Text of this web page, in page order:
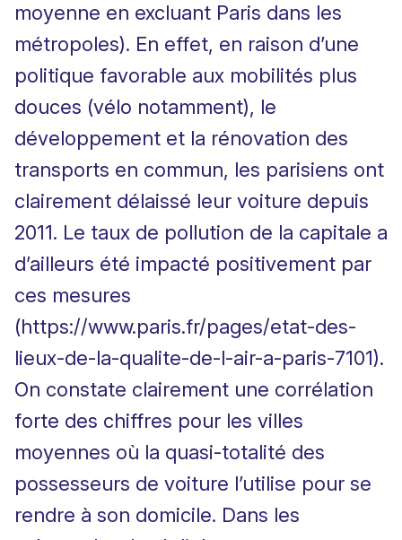
moyenne en excluant Paris dans les
métropoles). En effet, en raison d’une
politique favorable aux mobilités plus
douces (vélo notamment), le
développement et la rénovation des
transports en commun, les parisiens ont
clairement délaissé leur voiture depuis
2011. Le taux de pollution de la capitale a
d’ailleurs été impacté positivement par
ces mesures
(https://www.paris.fr/pages/etat-des-
lieux-de-la-qualite-de-l-air-a-paris-7101).
On constate clairement une corrélation
forte des chiffres pour les villes
moyennes où la quasi-totalité des
possesseurs de voiture l’utilise pour se
rendre à son domicile. Dans les